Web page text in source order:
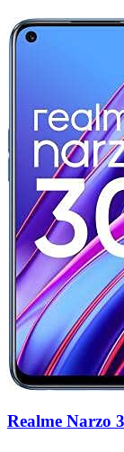
Realme Narzo